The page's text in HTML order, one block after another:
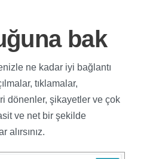
bak
ne kadar iyi bağlantı
tıklamalar,
dönenler, şikayetler ve çok
ve net bir şekilde
alırsınız.